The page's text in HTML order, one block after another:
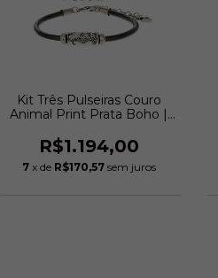
Kit Três Pulseiras Couro
Animal Print Prata Boho |
R$1.194,00
7 x de R$170,57 sem juros